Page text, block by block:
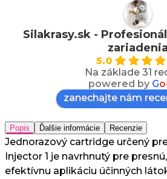
Silakrasy.sk -
zariadenia
5.0
Na základe 31
powered by Go
zanechajte nám
Popis Ďalšie informácie Recenzie
Jednorazový cartridge určený
Injector 1 je navrhnutý pre
efektívnu aplikáciu účinných